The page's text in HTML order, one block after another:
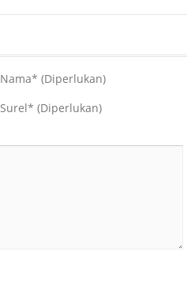
Nama* (Diperlukan)
Surel* (Diperlukan)